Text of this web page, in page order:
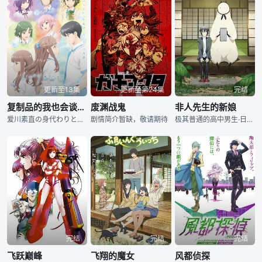
更新至13集
复制品的我也会谈恋爱。
爱川素直の身代わりとして、目立たないように日常をやり过ごす『レプリカ』のナオ。
更新至第24集
废渊战鬼
剧情简介暂缺，敬请期待
完结
非人先生的新娘
极其普通的高中男生·日之轮泊，某天被班主任老师叫了出去， 并得知自己被定为不可思议生物“KANENOGI”的结婚对象。 在困惑中提交了婚姻申请书的两人，新婚生活意外地充满幸福……！？ 软绵绵
完结
飞跃巅峰
完结
飞翔的魔女
完结
风都侦探